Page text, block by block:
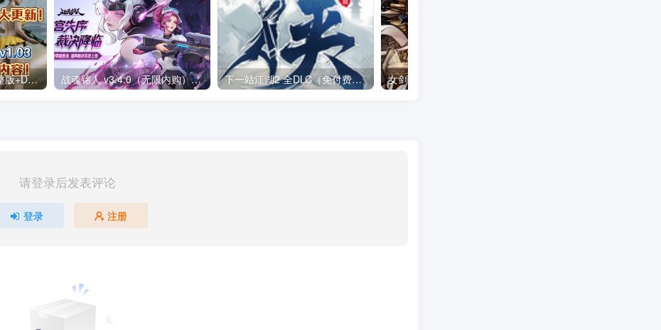
光明记忆无限v1.03[完整版+DLC+mod版]Steam移植 战魂铭人 v3.4.0（无限内购）Steam移植 仙宫失序，裁决降临两名新英雄，来自仙宫城！道具羁绊系统上线！ 下一站江湖2 全DLC（免付费解锁完整版）Steam移植
请登录后发表评论
登录 注册